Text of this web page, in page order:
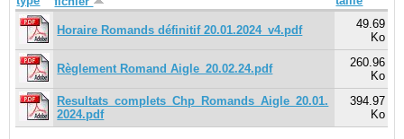
Créer un nouveau compte
Demander un nouveau mot de passe
Horaire Romands définitif 20.01.2024_v4.pdf
49.69
Ko
Règlement Romand Aigle_20.02.24.pdf
260.96
Ko
Resultats_complets_Chp_Romands_Aigle_20.01.
2024.pdf
394.97
Ko